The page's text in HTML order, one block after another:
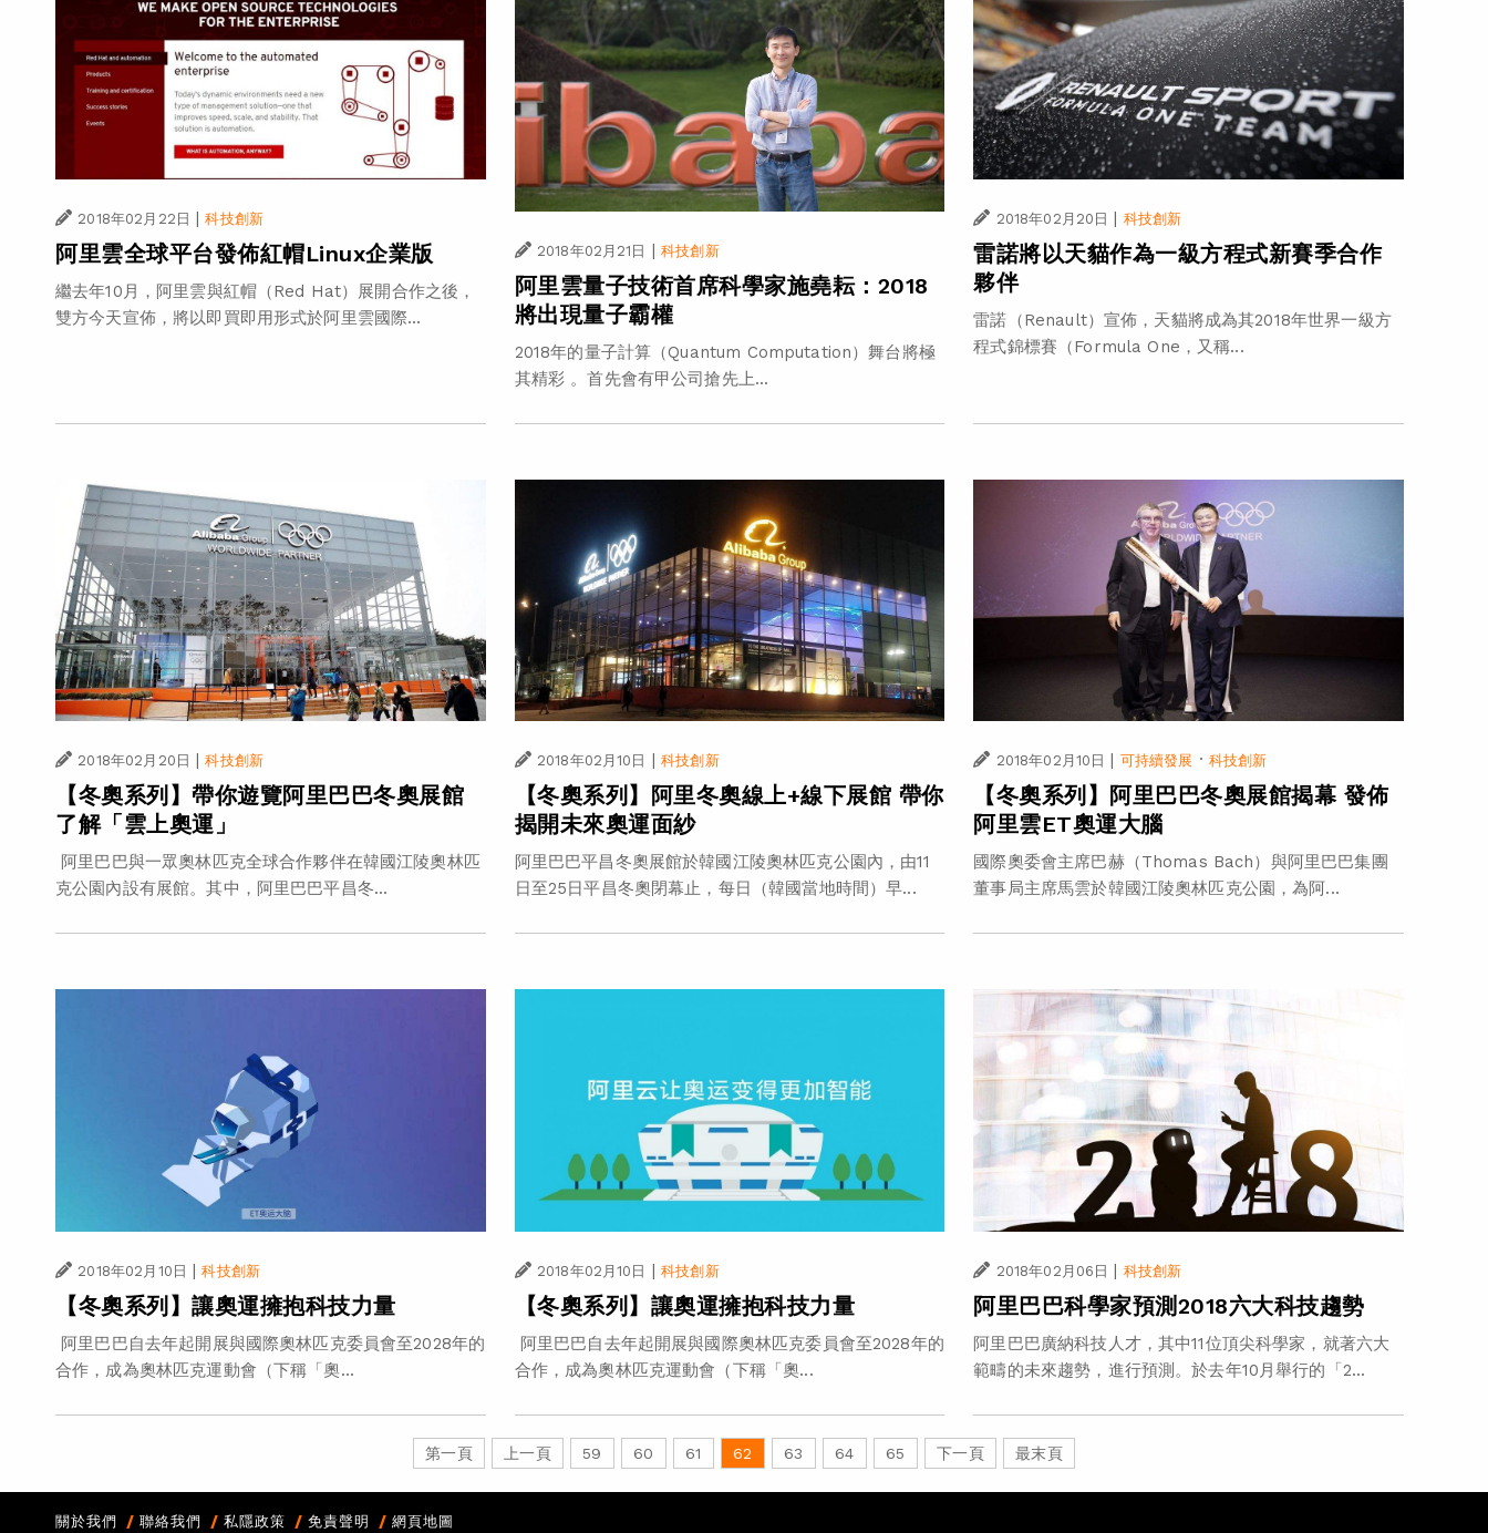
2018年02月22日 | 科技創新
阿里雲全球平台發佈紅帽Linux企業版
繼去年10月，阿里雲與紅帽（Red Hat）展開合作之後，
雙方今天宣佈，將以即買即用形式於阿里雲國際...
2018年02月21日 | 科技創新
阿里雲量子技術首席科學家施堯耘：2018
將出現量子霸權
2018年的量子計算（Quantum Computation）舞台將極
其精彩 。首先會有甲公司搶先上...
2018年02月20日 | 科技創新
雷諾將以天貓作為一級方程式新賽季合作
夥伴
雷諾（Renault）宣佈，天貓將成為其2018年世界一級方
程式錦標賽（Formula One，又稱...
2018年02月20日 | 科技創新
【冬奧系列】帶你遊覽阿里巴巴冬奧展館
了解「雲上奧運」
阿里巴巴與一眾奧林匹克全球合作夥伴在韓國江陵奧林匹
克公園內設有展館。其中，阿里巴巴平昌冬...
2018年02月10日 | 科技創新
【冬奧系列】阿里冬奧線上+線下展館 帶你
揭開未來奧運面紗
阿里巴巴平昌冬奧展館於韓國江陵奧林匹克公園內，由11
日至25日平昌冬奧閉幕止，每日（韓國當地時間）早...
2018年02月10日 | 可持續發展 · 科技創新
【冬奧系列】阿里巴巴冬奧展館揭幕 發佈
阿里雲ET奧運大腦
國際奧委會主席巴赫（Thomas Bach）與阿里巴巴集團
董事局主席馬雲於韓國江陵奧林匹克公園，為阿...
2018年02月10日 | 科技創新
【冬奧系列】讓奧運擁抱科技力量
阿里巴巴自去年起開展與國際奧林匹克委員會至2028年的
合作，成為奧林匹克運動會（下稱「奧...
2018年02月10日 | 科技創新
【冬奧系列】讓奧運擁抱科技力量
阿里巴巴自去年起開展與國際奧林匹克委員會至2028年的
合作，成為奧林匹克運動會（下稱「奧...
2018年02月06日 | 科技創新
阿里巴巴科學家預測2018六大科技趨勢
阿里巴巴廣納科技人才，其中11位頂尖科學家，就著六大
範疇的未來趨勢，進行預測。於去年10月舉行的「2...
第一頁 上一頁 59 60 61 62 63 64 65 下一頁 最末頁
關於我們 聯絡我們 私隱政策 免責聲明 網頁地圖